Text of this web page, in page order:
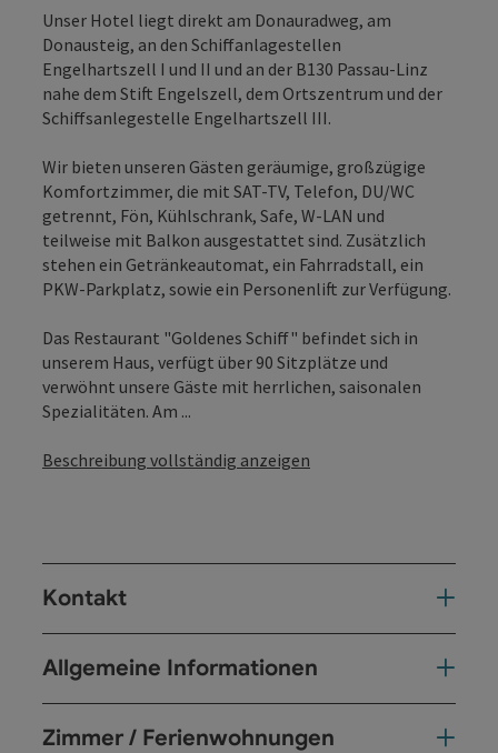
Unser Hotel liegt direkt am Donauradweg, am
Donausteig, an den Schiffanlagestellen
Engelhartszell I und II und an der B130 Passau-Linz
nahe dem Stift Engelszell, dem Ortszentrum und der
Schiffsanlegestelle Engelhartszell III.
Wir bieten unseren Gästen geräumige, großzügige
Komfortzimmer, die mit SAT-TV, Telefon, DU/WC
getrennt, Fön, Kühlschrank, Safe, W-LAN und
teilweise mit Balkon ausgestattet sind. Zusätzlich
stehen ein Getränkeautomat, ein Fahrradstall, ein
PKW-Parkplatz, sowie ein Personenlift zur Verfügung.
Das Restaurant "Goldenes Schiff" befindet sich in
unserem Haus, verfügt über 90 Sitzplätze und
verwöhnt unsere Gäste mit herrlichen, saisonalen
Spezialitäten. Am ...
Beschreibung vollständig anzeigen
Kontakt
Allgemeine Informationen
Zimmer / Ferienwohnungen